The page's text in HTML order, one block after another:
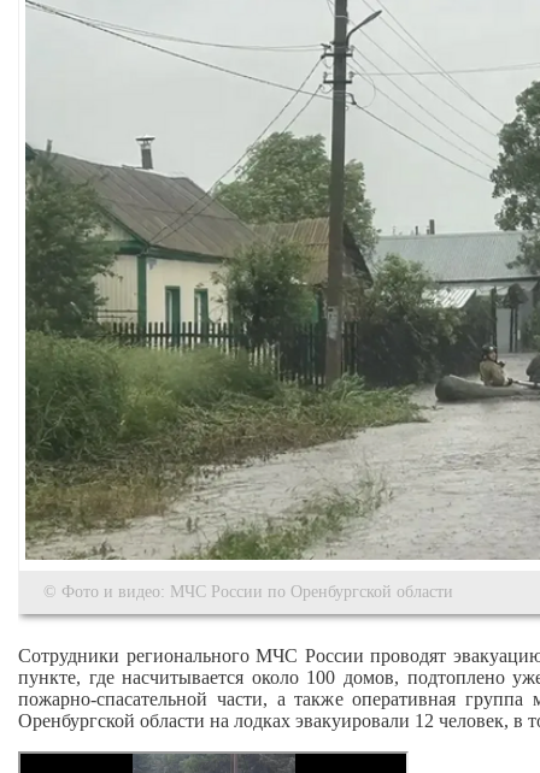
© Фото и видео: МЧС России по Оренбургской области
Сотрудники регионального МЧС России проводят
пункте, где насчитывается около 100 домов, подтоплено
пожарно‑спасательной части, а также оперативная
Оренбургской области на лодках эвакуировали 12 человек, в